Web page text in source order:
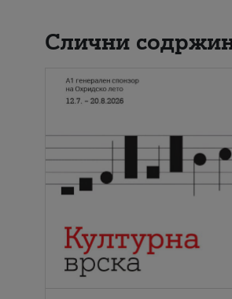
Слични